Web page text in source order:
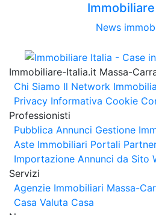
News
Immobiliare-Italia.it Massa-
Chi Siamo Il Network
Privacy Informativa Cookie
Professionisti
Pubblica Annunci Gestione
Aste Immobiliari Portali
Importazione Annunci da Sito
Servizi
Agenzie Immobiliari Massa-
Casa Valuta Casa